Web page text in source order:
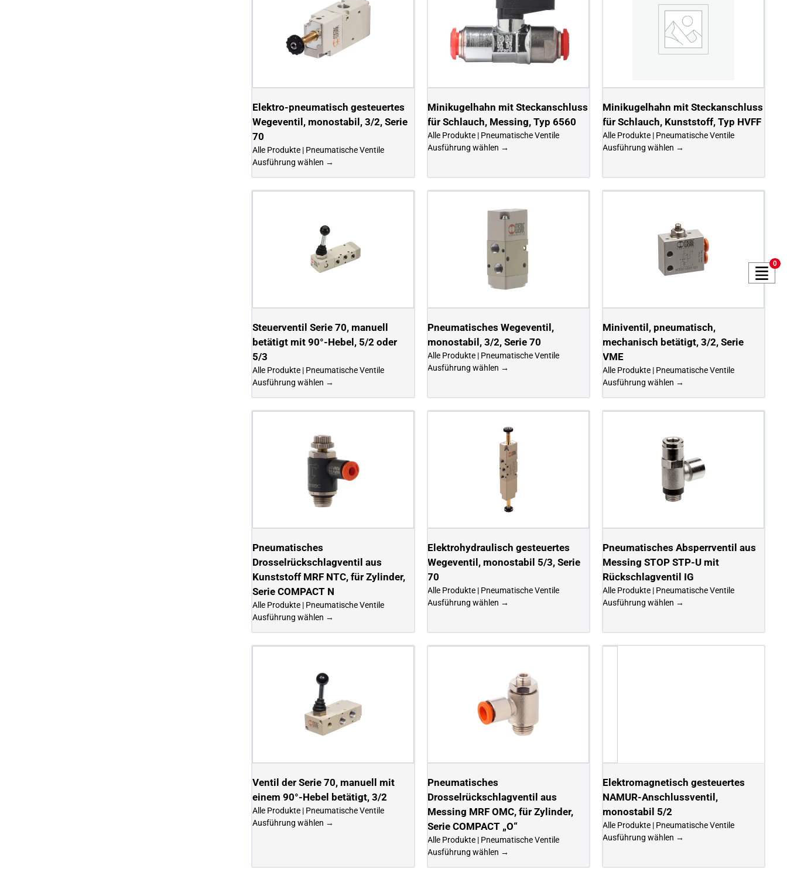
Elektro-pneumatisch gesteuertes
Wegeventil, monostabil, 3/2, Serie
70
Alle Produkte | Pneumatische Ventile
Ausführung wählen →
Minikugelhahn mit Steckanschluss
für Schlauch, Messing, Typ 6560
Alle Produkte | Pneumatische Ventile
Ausführung wählen →
Minikugelhahn mit Steckanschluss
für Schlauch, Kunststoff, Typ HVFF
Alle Produkte | Pneumatische Ventile
Ausführung wählen →
Steuerventil Serie 70, manuell
betätigt mit 90°-Hebel, 5/2 oder
5/3
Alle Produkte | Pneumatische Ventile
Ausführung wählen →
Pneumatisches Wegeventil,
monostabil, 3/2, Serie 70
Alle Produkte | Pneumatische Ventile
Ausführung wählen →
Miniventil, pneumatisch,
mechanisch betätigt, 3/2, Serie
VME
Alle Produkte | Pneumatische Ventile
Ausführung wählen →
Pneumatisches
Drosselrückschlagventil aus
Kunststoff MRF NTC, für Zylinder,
Serie COMPACT N
Alle Produkte | Pneumatische Ventile
Ausführung wählen →
Elektrohydraulisch gesteuertes
Wegeventil, monostabil 5/3, Serie
70
Alle Produkte | Pneumatische Ventile
Ausführung wählen →
Pneumatisches Absperrventil aus
Messing STOP STP-U mit
Rückschlagventil IG
Alle Produkte | Pneumatische Ventile
Ausführung wählen →
Ventil der Serie 70, manuell mit
einem 90°-Hebel betätigt, 3/2
Alle Produkte | Pneumatische Ventile
Ausführung wählen →
Pneumatisches
Drosselrückschlagventil aus
Messing MRF OMC, für Zylinder,
Serie COMPACT „O“
Alle Produkte | Pneumatische Ventile
Ausführung wählen →
Elektromagnetisch gesteuertes
NAMUR-Anschlussventil,
monostabil 5/2
Alle Produkte | Pneumatische Ventile
Ausführung wählen →
0